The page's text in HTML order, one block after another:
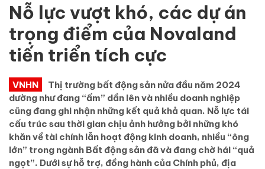
Nỗ lực vượt khó, các dự án
trọng điểm của Novaland
tiến triển tích cực
VNHN
Thị trường bất động sản nửa đầu năm 2024
dường như đang “ấm” dần lên và nhiều doanh nghiệp
cũng đang ghi nhận những kết quả khả quan. Nỗ lực tái
cấu trúc sau thời gian chịu ảnh hưởng bởi những khó
khăn về tài chính lẫn hoạt động kinh doanh, nhiều “ông
lớn” trong ngành Bất động sản đã và đang chờ hái “quả
ngọt”. Dưới sự hỗ trợ, đồng hành của Chính phủ, địa